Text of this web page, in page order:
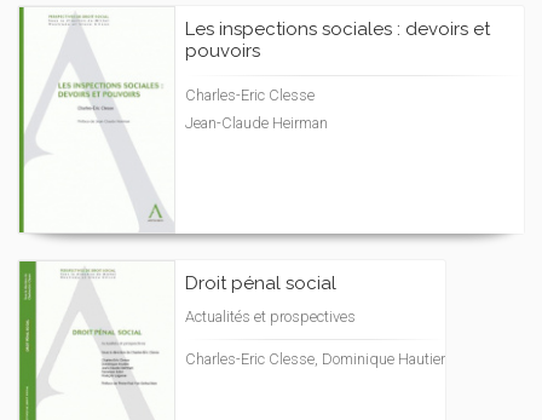
Les inspections sociales : devoirs et
pouvoirs
Charles-Eric Clesse
Jean-Claude Heirman
Droit pénal social
Actualités et prospectives
Charles-Eric Clesse, Dominique Hautier